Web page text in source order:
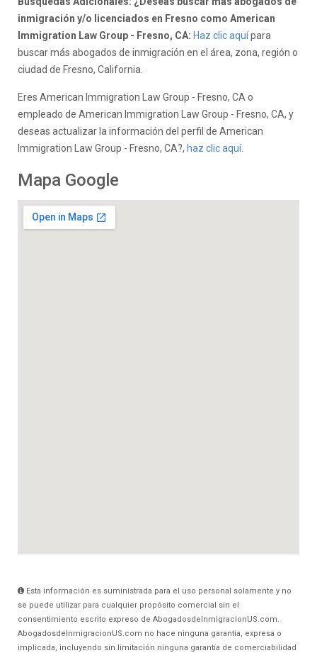
inmigración y/o licenciados en Fresno como American
Immigration Law Group - Fresno, CA: Haz clic aquípara
buscar más abogados de inmigración en el área, zona, región o
ciudad de Fresno, California.
Eres American Immigration Law Group - Fresno, CA o
empleado de American Immigration Law Group - Fresno, CA, y
deseas actualizar la información del perfil de American
Immigration Law Group - Fresno, CA?, haz clic aquí.
Mapa Google
Esta información es suministrada para el uso personal solamente y no
se puede utilizar para cualquier propósito comercial sin el
consentimiento escrito expreso de AbogadosdeInmigracionUS.com.
AbogadosdeInmigracionUS.com no hace ninguna garantía, expresa o
implicada, incluyendo sin limitación ninguna garantía de comerciabilidad